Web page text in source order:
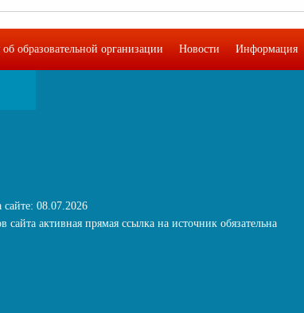
образовательной организации Новости Информация
сайте: 08.07.2026
активная прямая ссылка на источник обязательна